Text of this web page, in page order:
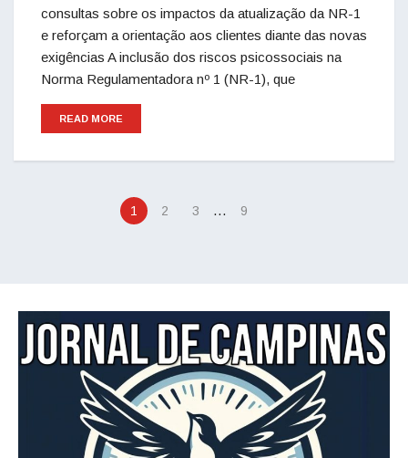
consultas sobre os impactos da atualização da NR-1
e reforçam a orientação aos clientes diante das novas
exigências A inclusão dos riscos psicossociais na
Norma Regulamentadora nº 1 (NR-1), que
READ MORE
1 2 3 … 9